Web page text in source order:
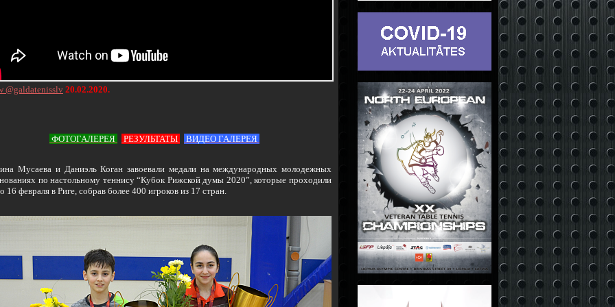
@galdatenisslv 20.02.2020.
ФОТОГАЛЕРЕЯ РЕЗУЛЬТАТЫ ВИДЕО ГАЛЕРЕЯ
Мусаева и Даниэль Коган завоевали медали на международных молодежных
по настольному теннису “Кубок Рижской думы 2020”, которые проходили
16 февраля в Риге, собрав более 400 игроков из 17 стран.